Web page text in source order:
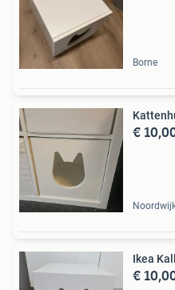
Borne
€
Ikea
€